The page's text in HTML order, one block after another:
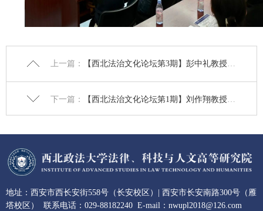
上一篇： 【西北法治文化论坛第3期】彭中礼教授作题为“中国共产党司法政策变迁史”的讲座
下一篇： 【西北法治文化论坛第1期】刘作翔教授做题为“法治文化的几个理论问题”的讲座
地址：西安市西长安街558号（长安校区）| 西安市长安南路300号（雁
塔校区） 联系电话：029-88182240 E-mail：nwupl2018@126.com